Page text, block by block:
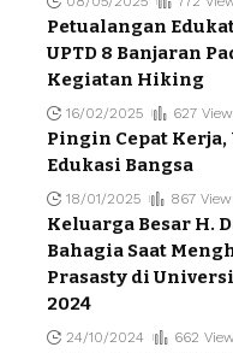
Petualangan
UPTD 8 Banjaran
Kegiatan Hiking
16/02/2025 627
Pingin Cepat Kerja,
Edukasi Bangsa
18/01/2025 867
Keluarga Besar H.
Bahagia Saat
Prasasty di
2024
24/10/2024 662